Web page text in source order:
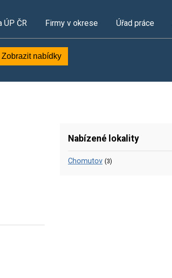
ÚP ČR Firmy v okrese Úřad práce
Zobrazit nabídky
Nabízené lokality
Chomutov (3)